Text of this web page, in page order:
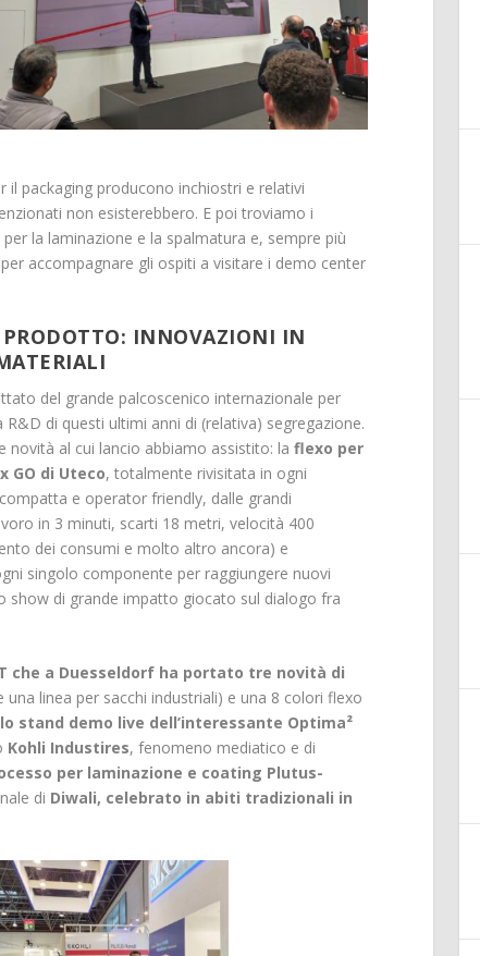
packaging producono inchiostri e relativi
non esisterebbero. E poi troviamo i
la laminazione e la spalmatura e, sempre più
accompagnare gli ospiti a visitare i demo center
INNOVAZIONI IN
del grande palcoscenico internazionale per
di questi ultimi anni di (relativa) segregazione.
novità al cui lancio abbiamo assistito: laflexo per
GO di Uteco, totalmente rivisitata in ogni
e operator friendly, dalle grandi
in 3 minuti, scarti 18 metri, velocità 400
dei consumi e molto altro ancora) e
singolo componente per raggiungere nuovi
show di grande impatto giocato sul dialogo fra
che a Duesseldorf ha portato tre novità di
linea per sacchi industriali) e una 8 colori flexo
stand demo live dell’interessante Optima²
Kohli Industires, fenomeno mediatico e di
per laminazione e coating Plutus-
di Diwali, celebrato in abiti tradizionali in